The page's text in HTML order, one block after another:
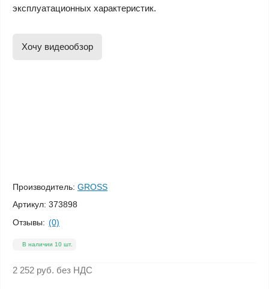
эксплуатационных характеристик.
Хочу видеообзор
Производитель: GROSS
Артикул: 373898
Отзывы: (0)
В наличии 10 шт.
2 252 руб. без НДС